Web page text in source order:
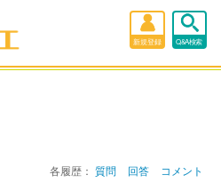
新規登録 Q&A検索
各履歴： 質問 回答 コメント